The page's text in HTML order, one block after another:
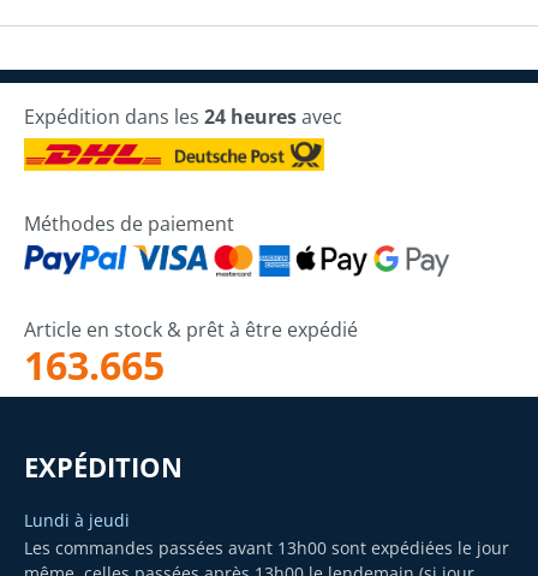
Expédition dans les 24 heuresavec
Méthodes de paiement
Article en stock & prêt à être expédié
163.665
EXPÉDITION
Lundi à jeudi
Les commandes passées avant 13h00 sont expédiées le jour